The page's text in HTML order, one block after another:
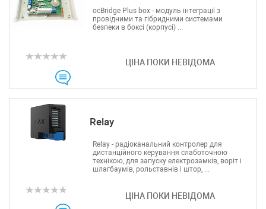
Mercusys
Grandway
OpenVox
ЦІНА ПОКИ НЕВІДОМА
ocBridge Plus box - модуль інтеграції з
провідними та гібридними системами
безпеки в боксі (корпусі) ...
Relay
ЦІНА ПОКИ НЕВІДОМА
Relay - радіоканальний контролер для
дистанційного керування слаботочною
технікою, для запуску електрозамків, воріт і
шлагбаумів, рольставнів і штор, ...